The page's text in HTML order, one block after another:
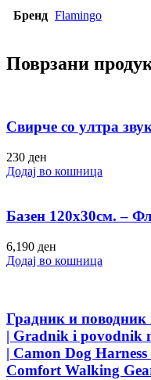
Бренд Flamingo
Поврзани
Свирче со ултра
230 ден
Додај во кошница
Базен 120х30см. –
6,190 ден
Додај во кошница
Градник и
| Gradnik i povodnik
| Camon Dog
Comfort Walking